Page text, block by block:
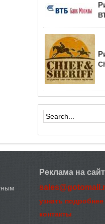
Форма поиска
Реклама на
узнать подробнее
контакты